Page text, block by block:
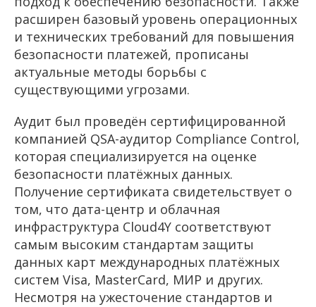
расширен базовый уровень операционных
и технических требований для повышения
безопасности платежей, прописаны
актуальные методы борьбы с
существующими угрозами.
Аудит был проведён сертифицированной
компанией QSA-аудитор Compliance Control,
которая специализируется на оценке
безопасности платёжных данных.
Получение сертификата свидетельствует о
том, что дата-центр и облачная
инфраструктура Cloud4Y соответствуют
самым высоким стандартам защиты
данных карт международных платёжных
систем Visa, MasterCard, МИР и других.
Несмотря на ужесточение стандартов и